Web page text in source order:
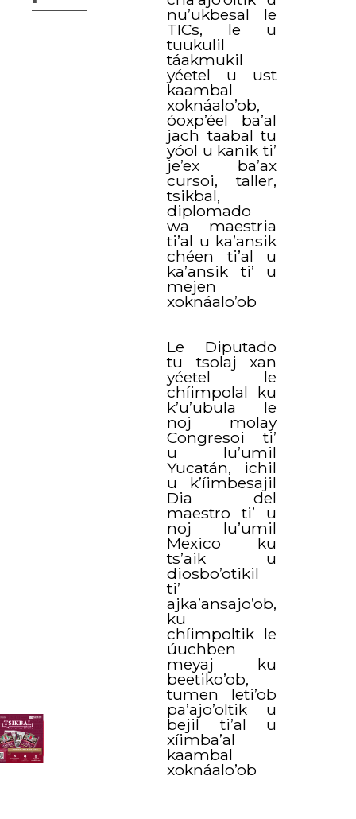
nu’ukbesal le
TICs, le u
tuukulil
táakmukil
yéetel u ust
kaambal
xoknáalo’ob,
óoxp’éel ba’al
jach taabal tu
yóol u kanik ti’
je’ex ba’ax
cursoi, taller,
tsikbal,
diplomado
wa maestria
ti’al u ka’ansik
chéen ti’al u
ka’ansik ti’ u
mejen
xoknáalo’ob
Le Diputado
tu tsolaj xan
yéetel le
chíimpolal ku
k’u’ubula le
noj molay
Congresoi ti’
u lu’umil
Yucatán, ichil
u k’íimbesajil
Dia del
maestro ti’ u
noj lu’umil
Mexico ku
ts’aik u
diosbo’otikil
ti’
ajka’ansajo’ob,
ku
chíimpoltik le
úuchben
meyaj ku
beetiko’ob,
tumen leti’ob
pa’ajo’oltik u
bejil ti’al u
xíimba’al
kaambal
xoknáalo’ob